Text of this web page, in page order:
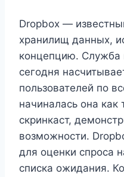
Dropbox —
хранилищ данных,
концепцию. Служба
сегодня
пользователей по
начиналась она как
скринкаст,
возможности.
для оценки спроса
списка ожидания.